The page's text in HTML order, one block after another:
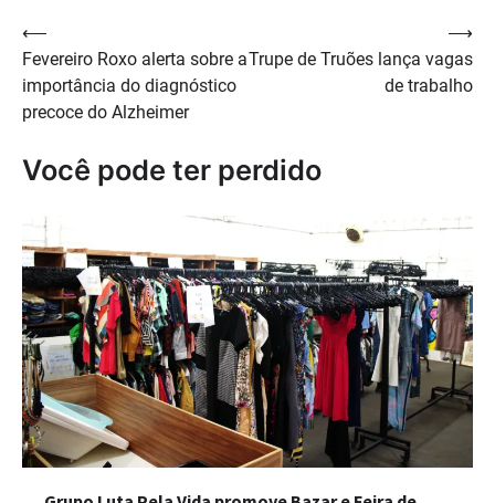
Navegação
de
Post
⟵
Fevereiro Roxo alerta sobre a
importância do diagnóstico
precoce do Alzheimer
Trupe de Truões lança vagas
de trabalho
⟶
Você pode ter perdido